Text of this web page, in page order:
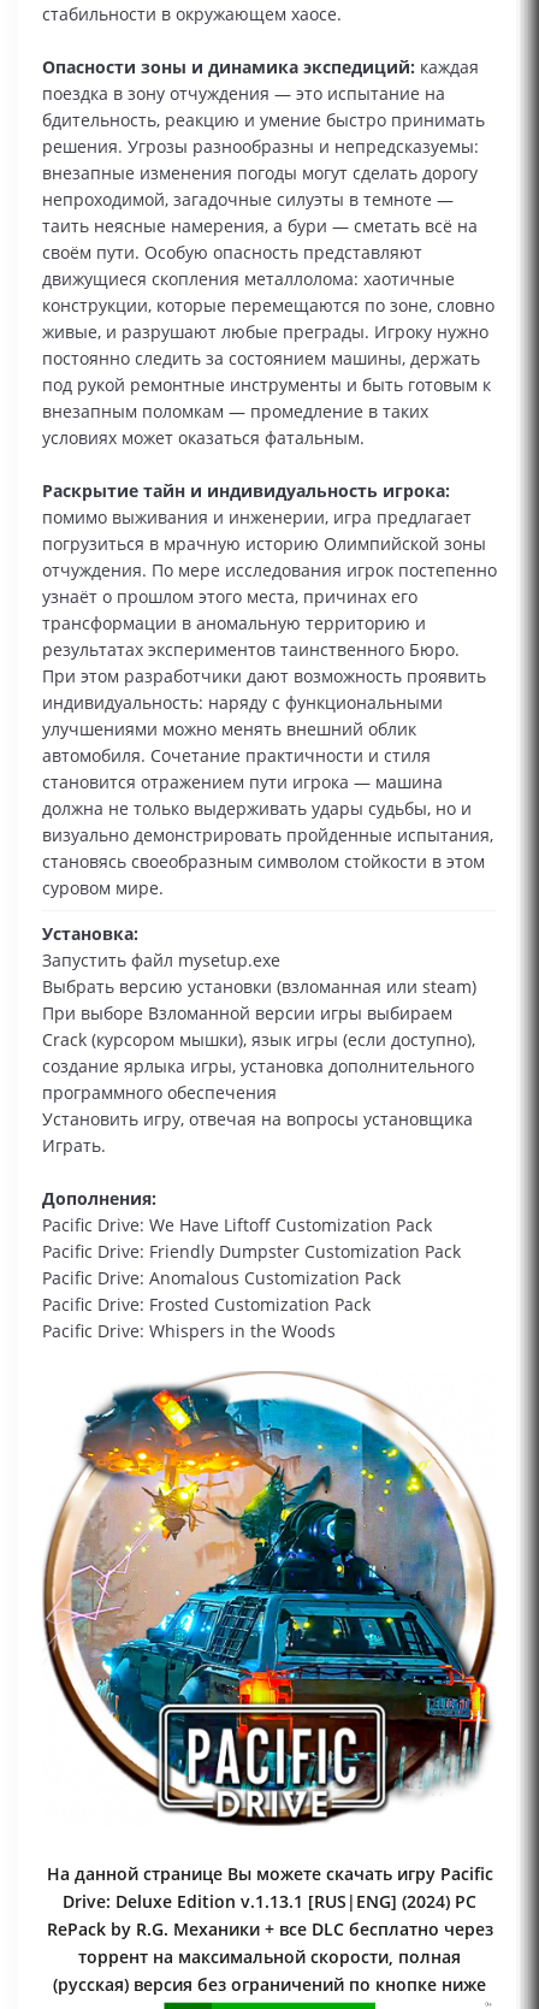
стабильности в окружающем хаосе.
Опасности зоны и динамика экспедиций: каждая
поездка в зону отчуждения — это испытание на
бдительность, реакцию и умение быстро принимать
решения. Угрозы разнообразны и непредсказуемы:
внезапные изменения погоды могут сделать дорогу
непроходимой, загадочные силуэты в темноте —
таить неясные намерения, а бури — сметать всё на
своём пути. Особую опасность представляют
движущиеся скопления металлолома: хаотичные
конструкции, которые перемещаются по зоне, словно
живые, и разрушают любые преграды. Игроку нужно
постоянно следить за состоянием машины, держать
под рукой ремонтные инструменты и быть готовым к
внезапным поломкам — промедление в таких
условиях может оказаться фатальным.
Раскрытие тайн и индивидуальность игрока:
помимо выживания и инженерии, игра предлагает
погрузиться в мрачную историю Олимпийской зоны
отчуждения. По мере исследования игрок постепенно
узнаёт о прошлом этого места, причинах его
трансформации в аномальную территорию и
результатах экспериментов таинственного Бюро.
При этом разработчики дают возможность проявить
индивидуальность: наряду с функциональными
улучшениями можно менять внешний облик
автомобиля. Сочетание практичности и стиля
становится отражением пути игрока — машина
должна не только выдерживать удары судьбы, но и
визуально демонстрировать пройденные испытания,
становясь своеобразным символом стойкости в этом
суровом мире.
Установка:
Запустить файл mysetup.exe
Выбрать версию установки (взломанная или steam)
При выборе Взломанной версии игры выбираем
Сrack (курсором мышки), язык игры (если доступно),
создание ярлыка игры, установка дополнительного
программного обеспечения
Установить игру, отвечая на вопросы установщика
Играть.
Дополнения:
Pacific Drive: We Have Liftoff Customization Pack
Pacific Drive: Friendly Dumpster Customization Pack
Pacific Drive: Anomalous Customization Pack
Pacific Drive: Frosted Customization Pack
Pacific Drive: Whispers in the Woods
На данной странице Вы можете скачать игру Pacific
Drive: Deluxe Edition v.1.13.1 [RUS|ENG] (2024) PC
RePack by R.G. Механики + все DLC бесплатно через
торрент на максимальной скорости, полная
(русская) версия без ограничений по кнопке ниже